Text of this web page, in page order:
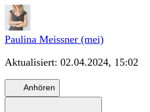
Paulina Meissner (mei)
Aktualisiert: 02.04.2024, 15:02
Anhören